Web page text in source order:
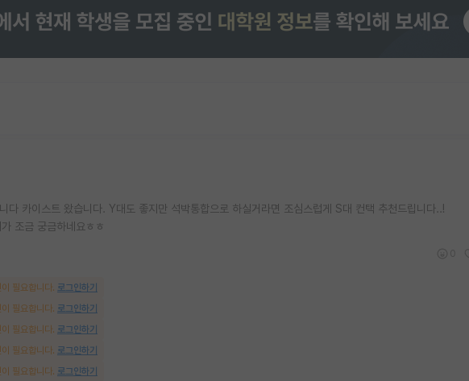
다 카이스트 왔습니다. Y대도 좋지만 석박통합으로 하실거라면 조심스럽게 S대 컨택 추천드립니다..!
조금 궁금하네요ㅎㅎ
필요합니다. 로그인하기
필요합니다. 로그인하기
필요합니다. 로그인하기
필요합니다. 로그인하기
필요합니다. 로그인하기